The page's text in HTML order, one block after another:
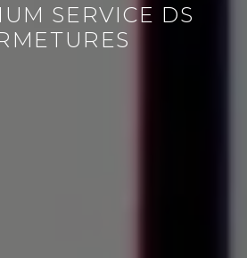
SERVICE DS